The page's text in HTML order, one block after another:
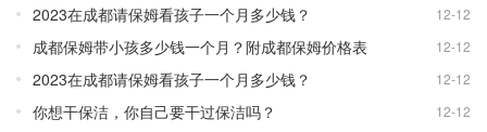
2023在成都请保姆看孩子一个月多少钱？ 12-12
成都保姆带小孩多少钱一个月？附成都保姆价格表 12-12
2023在成都请保姆看孩子一个月多少钱？ 12-12
你想干保洁，你自己要干过保洁吗？ 12-12